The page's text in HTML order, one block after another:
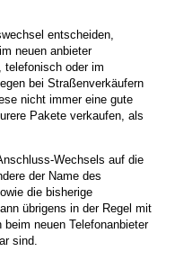
entscheiden,
neuen anbieter
telefonisch oder im
bei Straßenverkäufern
nicht immer eine gute
Pakete verkaufen, als
Wechsels auf die
der Name des
die bisherige
übrigens in der Regel mit
neuen Telefonanbieter
sind.